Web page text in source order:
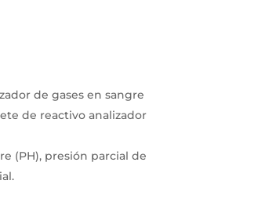
de gases en sangre
de reactivo analizador
(PH), presión parcial de